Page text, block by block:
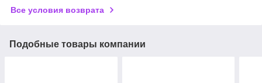
Все условия возврата
Подобные товары компании